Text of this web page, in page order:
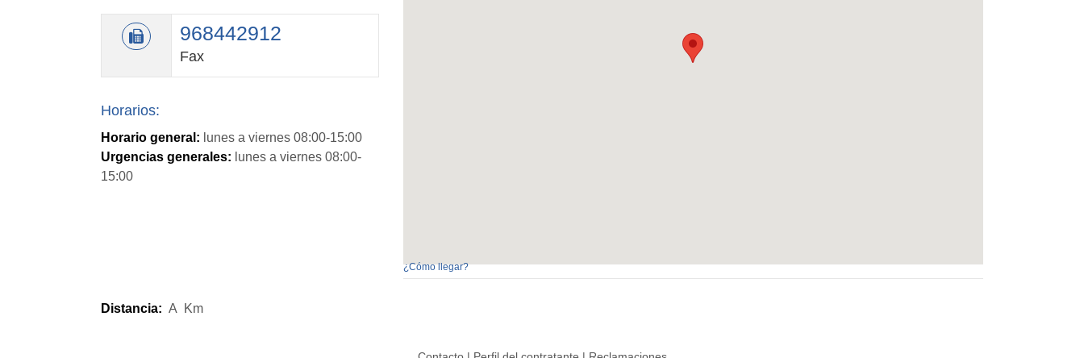
968442912
Fax
Horarios:
Horario general: lunes a viernes 08:00-15:00
Urgencias generales: lunes a viernes 08:00-
15:00
¿Cómo llegar?
Distancia: A Km